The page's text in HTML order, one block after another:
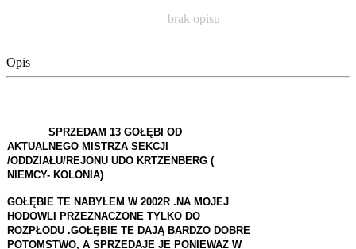
brak opisu
Opis
SPRZEDAM 13 GOŁĘBI OD
AKTUALNEGO MISTRZA SEKCJI
/ODDZIAŁU/REJONU UDO KRTZENBERG (
NIEMCY- KOLONIA)
GOŁĘBIE TE NABYŁEM W 2002R .NA MOJEJ
HODOWLI PRZEZNACZONE TYLKO DO
ROZPŁODU .GOŁĘBIE TE DAJĄ BARDZO DOBRE
POTOMSTWO, A SPRZEDAJE JE PONIEWAŻ W